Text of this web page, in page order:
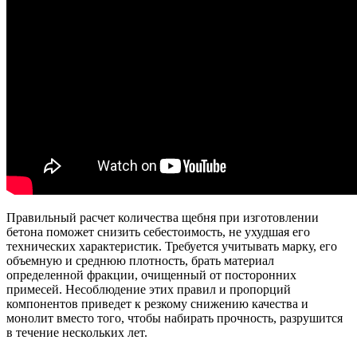
Правильный расчет количества щебня при изготовлении
бетона поможет снизить себестоимость, не ухудшая его
технических характеристик. Требуется учитывать марку, его
объемную и среднюю плотность, брать материал
определенной фракции, очищенный от посторонних
примесей. Несоблюдение этих правил и пропорций
компонентов приведет к резкому снижению качества и
монолит вместо того, чтобы набирать прочность, разрушится
в течение нескольких лет.